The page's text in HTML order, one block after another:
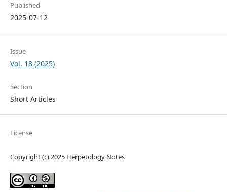
Published
2025-07-12
Issue
Vol. 18 (2025)
Section
Short Articles
License
Copyright (c) 2025 Herpetology Notes